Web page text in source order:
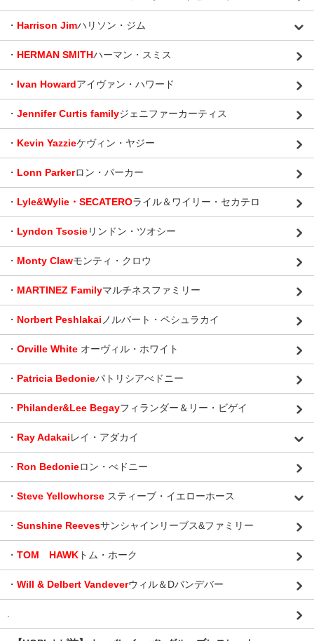
・ Harrison Jimハリソン・ジム
・ HERMAN SMITHハーマン・スミス
・ Ivan Howardアイヴァン・ハワード
・ Jennifer Curtis familyジェニファーカーティス
・ Kevin Yazzieケヴィン・ヤジー
・ Lonn Parkerロン・パーカー
・ Lyle&Wylie・SECATEROライル＆ワイリー・セカテロ
・ Lyndon Tsosieリンドン・ツオシー
・ Monty Clawモンティ・クロウ
・ MARTINEZ Familyマルチネスファミリー
・ Norbert Peshlakai ノルバート・ペシュラカイ
・ Orville White オーヴィル・ホワイト
・ Patricia Bedonieパトリシアべドニー
・ Philander&Lee Begayフィランダー＆リー・ビゲイ
・ Ray Adakaiレイ・アダカイ
・ Ron Bedonieロン・べドニー
・ Steve Yellowhorse スティーブ・イエローホース
・ Sunshine Reevesサンシャインリーブス&ファミリー
・ TOM HAWK トム・ホーク
・ Will & Delbert Vandeverウィル＆Dバンデバー
.